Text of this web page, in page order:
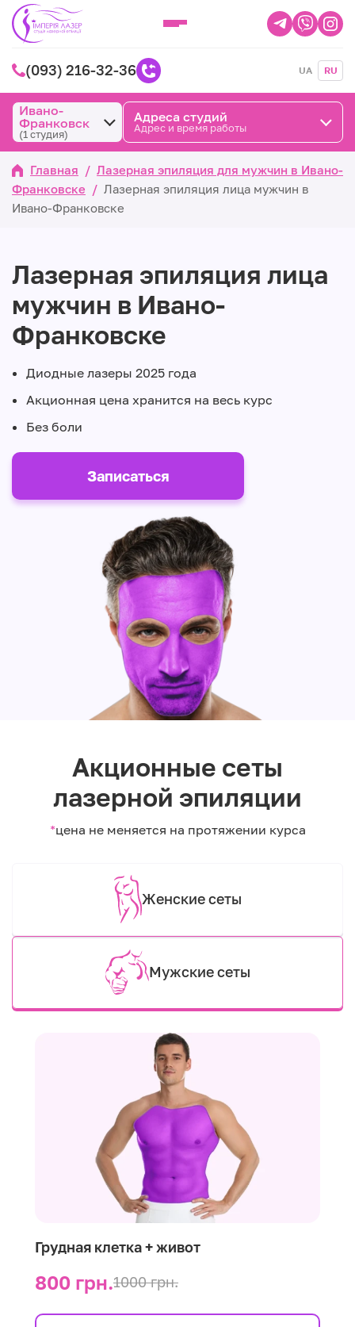
(093) 216-32-36 UA RU
Ивано-
Франковск
(1 студия)
Адреса студий
Адрес и время работы
Главная / Лазерная эпиляция для мужчин в Ивано-
Франковске
/ Лазерная эпиляция лица мужчин в
Ивано-Франковске
Лазерная эпиляция лица
мужчин в Ивано-
Франковске
Диодные лазеры 2025 года
Акционная цена хранится на весь курс
Без боли
Записаться
Акционные сеты
лазерной эпиляции
*цена не меняется на протяжении курса
Женские сеты
Мужские сеты
Грудная клетка + живот
800 грн.1000 грн.